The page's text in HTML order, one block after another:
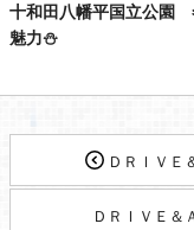
十和田八幡平国立公園
魅力⛄
ＤＲＩＶＥ
ＤＲＩＶＥ＆